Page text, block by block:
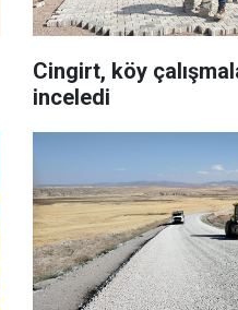
Cingirt, köy
inceledi